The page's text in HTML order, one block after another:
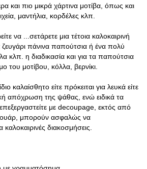
και πιο μικρά χάρτινα μοτίβα, όπως και
μαντήλια, κορδέλες κλπ.
να ...σετάρετε μια τέτοια καλοκαιρινή
πάνινα παπούτσια ή ένα πολύ
κλπ. η διαδικασία και για τα παπούτσια
του μοτίβου, κόλλα, βερνίκι.
καλαίσθητο είτε πρόκειται για λευκά είτε
απόχρωση της ψάθας, ενώ ειδικά τα
με decoupage, εκτός από
μπορούν ασφαλώς να
καλοκαιρινές διακοσμήσεις.